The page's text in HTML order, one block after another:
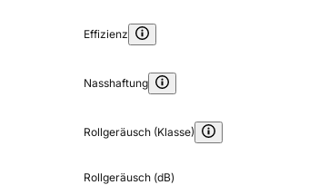
Effizienz
Nasshaftung
Rollgeräusch (Klasse)
Rollgeräusch (dB)